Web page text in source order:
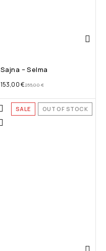
Sajna – Selma
255,00€
153,00€
SALE OUT OF STOCK